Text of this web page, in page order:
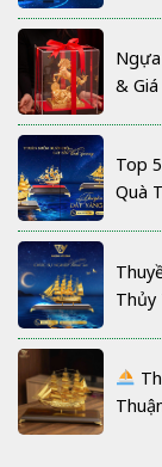
&
Top
Quà
Thủy